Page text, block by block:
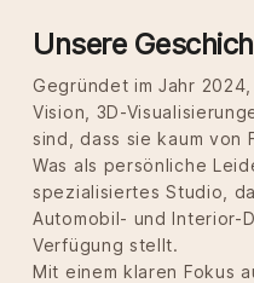
Unsere
Gegründet im Jahr
Vision, 3D-
sind, dass sie kaum von
Was als persönliche
spezialisiertes Studio,
Automobil- und Interior-
Verfügung stellt.
Mit einem klaren Fokus